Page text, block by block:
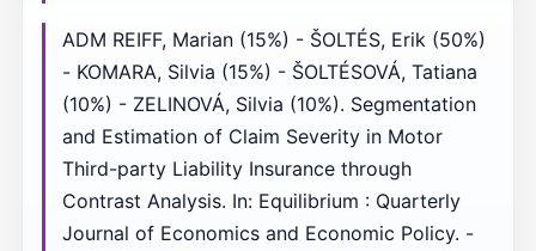
ADM REIFF, Marian (15%) - ŠOLTÉS, Erik (50%)
- KOMARA, Silvia (15%) - ŠOLTÉSOVÁ, Tatiana
(10%) - ZELINOVÁ, Silvia (10%). Segmentation
and Estimation of Claim Severity in Motor
Third-party Liability Insurance through
Contrast Analysis. In: Equilibrium : Quarterly
Journal of Economics and Economic Policy. -